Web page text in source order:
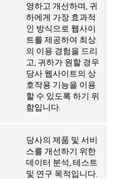
영하고 개선하며, 귀
하에게 가장 효과적
인 방식으로 웹사이
트를 제공하여 최상
의 이용 경험을 드리
고, 귀하가 원할 경우
당사 웹사이트의 상
호작용 기능을 이용
할 수 있도록 하기 위
함입니다.
당사의 제품 및 서비
스를 개선하기 위한
데이터 분석, 테스트
및 연구 목적입니다.